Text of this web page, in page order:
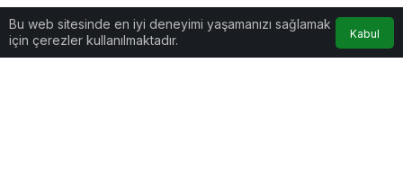
Bu web sitesinde en iyi deneyimi yaşamanızı sağlamak
için çerezler kullanılmaktadır.
Kabul